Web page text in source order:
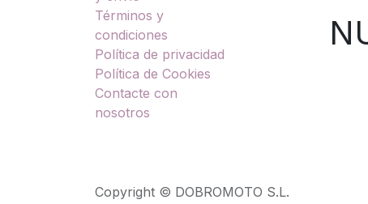
Términos y
condiciones
Política de privacidad
Política de Cookies
Contacte con
nosotros
Copyright © DOBROMOTO S.L.